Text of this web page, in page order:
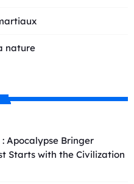
nature
Apocalypse Bringer
Starts with the Civilization